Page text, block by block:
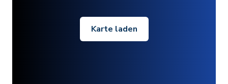
Karte laden